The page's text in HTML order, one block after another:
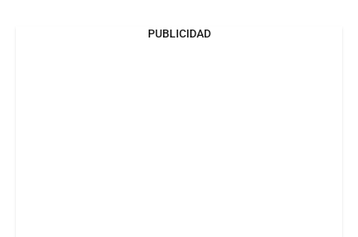
PUBLICIDAD